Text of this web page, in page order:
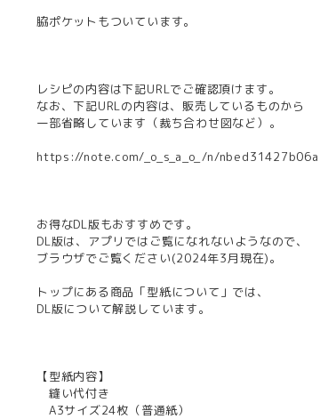
脇ポケットもついています。
レシピの内容は下記URLでご確認頂けます。
なお、下記URLの内容は、販売しているものから
一部省略しています（裁ち合わせ図など）。
https://note.com/_o_s_a_o_/n/nbed31427b06a
お得なDL版もおすすめです。
DL版は、アプリではご覧になれないようなので、
ブラウザでご覧ください(2024年3月現在)。
トップにある商品「型紙について」では、
DL版について解説しています。
【型紙内容】
縫い代付き
A3サイズ24枚（普通紙）